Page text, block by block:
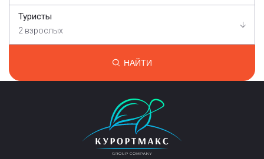
Туристы
2 взрослых
НАЙТИ